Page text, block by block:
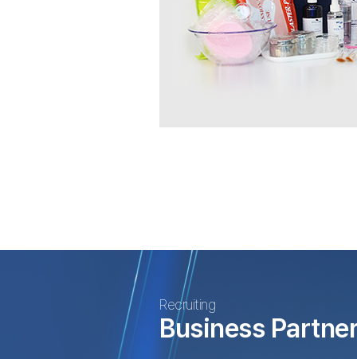
Recruiting
Business